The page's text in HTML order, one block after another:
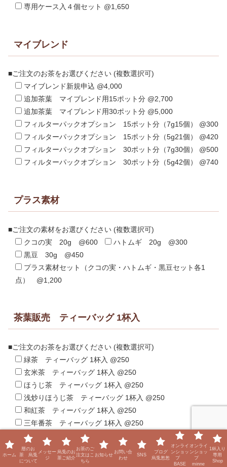
専用ケース入４個セット @1,650
マイブレンド
■ご注文のお茶をお選びください (複数選択可)
マイブレンド新規申込 @4,000
追加茶葉 マイブレンド用15ポット分 @2,700
追加茶葉 マイブレンド用30ポット分 @5,000
フィルターパックオプション 15ポット分（7g15個） @300
フィルターパックオプション 15ポット分（5g21個） @420
フィルターパックオプション 30ポット分（7g30個） @500
フィルターパックオプション 30ポット分（5g42個） @740
プラス素材
■ご注文の素材をお選びください (複数選択可)
クコの実 20g @600
ハトムギ 20g @300
黒豆 30g @450
プラス素材セット（クコの実・ハトムギ・黒豆セット各1
点） @1,200
茶葉販売 ティーバッグ 1杯入
■ご注文のお茶をお選びください (複数選択可)
緑茶 ティーバッグ 1杯入 @250
玄米茶 ティーバッグ 1杯入 @250
ほうじ茶 ティーバッグ 1杯入 @250
浅炒りほうじ茶 ティーバッグ 1杯入 @250
和紅茶 ティーバッグ 1杯入 @250
三年番茶 ティーバッグ 1杯入 @250
焙じはと麦茶 ティーバッグ 1杯入 @250
黒豆茶（砕き） ティーバッグ 1杯入 @250
黒豆茶（丸） ティーバッグ 1杯入 @250
ホーム
暦のお
茶 烏兎
について
メッセー
ジ
烏兎のお
茶ご紹介
お茶のご
注文はこ
ちら
お知らせ
お問い合
わせ
SNS
ブログ
烏兎怱怱
オンライ
ンショッ
プ
BASE
オンライ
ンショッ
プ
minne
1杯入り
専用
Shop